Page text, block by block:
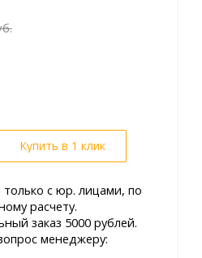
Купить в 1 клик
только с юр. лицами, по
расчету.
заказ 5000 рублей.
менеджеру: